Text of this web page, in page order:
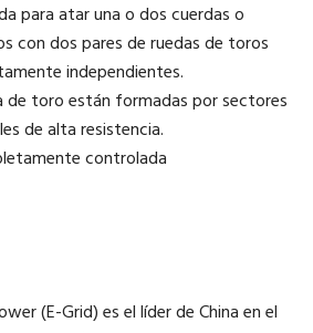
para atar una o dos cuerdas o
con dos pares de ruedas de toros
independientes.
de toro están formadas por sectores
de alta resistencia.
controlada
(E-Grid) es el líder de China en el